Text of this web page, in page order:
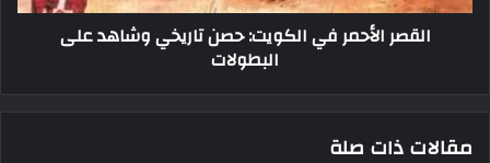
القصر الأحمر في الكويت: حصن تاريخي وشاهد على
البطولات
مقالات ذات صلة